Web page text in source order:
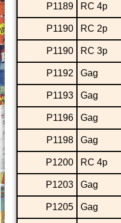
P1189
RC 4p
P1190 RC 2p
P1190 RC 3p
P1192 Gag
P1193 Gag
P1196 Gag
P1198 Gag
P1200 RC 4p
P1203 Gag
P1205 Gag